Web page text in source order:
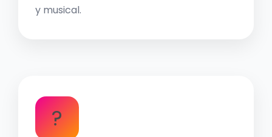
y musical.
?